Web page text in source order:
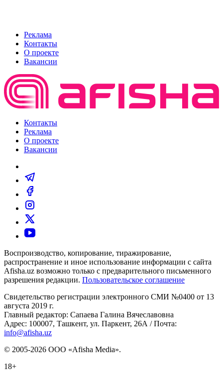
Реклама
Контакты
О проекте
Вакансии
Контакты
Реклама
О проекте
Вакансии
Воспроизводство, копирование, тиражирование,
распространение и иное использование информации с сайта
Afisha.uz возможно только с предварительного письменного
разрешения редакции. Пользовательское соглашение
Свидетельство регистрации электронного СМИ №0400 от 13
августа 2019 г.
Главный редактор: Сапаева Галина Вячеславовна
Адрес: 100007, Ташкент, ул. Паркент, 26А / Почта:
info@afisha.uz
© 2005-2026 ООО «Afisha Media».
18+